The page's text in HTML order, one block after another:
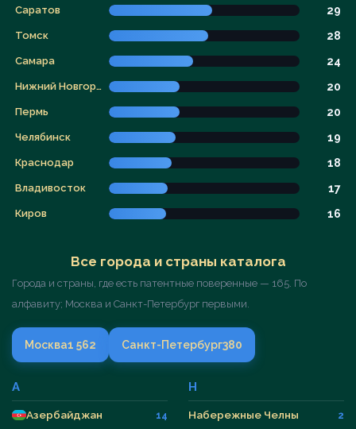
Саратов 29
Томск 28
Самара 24
Нижний Новгород 20
Пермь 20
Челябинск 19
Краснодар 18
Владивосток 17
Киров 16
Все города и страны каталога
Города и страны, где есть патентные поверенные — 165. По
алфавиту; Москва и Санкт-Петербург первыми.
Москва1 562 Санкт-Петербург380
А
Азербайджан 14
Н
Набережные Челны 2